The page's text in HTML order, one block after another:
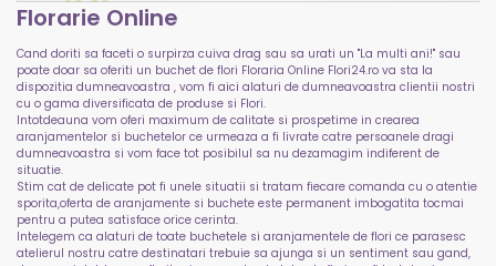
Florarie Online
Cand doriti sa faceti o surpirza cuiva drag sau sa urati un "La multi ani!" sau
poate doar sa oferiti un buchet de flori Floraria Online Flori24.ro va sta la
dispozitia dumneavoastra , vom fi aici alaturi de dumneavoastra clientii nostri
cu o gama diversificata de produse si Flori.
Intotdeauna vom oferi maximum de calitate si prospetime in crearea
aranjamentelor si buchetelor ce urmeaza a fi livrate catre persoanele dragi
dumneavoastra si vom face tot posibilul sa nu dezamagim indiferent de
situatie.
Stim cat de delicate pot fi unele situatii si tratam fiecare comanda cu o atentie
sporita,oferta de aranjamente si buchete este permanent imbogatita tocmai
pentru a putea satisface orice cerinta.
Intelegem ca alaturi de toate buchetele si aranjamentele de flori ce parasesc
atelierul nostru catre destinatari trebuie sa ajunga si un sentiment sau gand,